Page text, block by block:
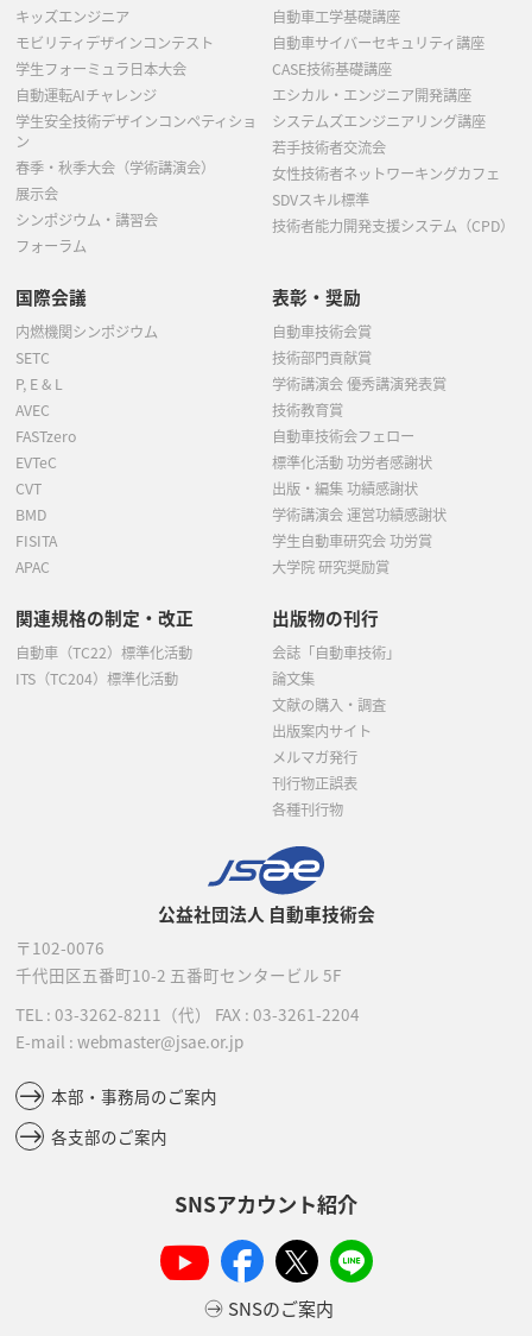
公益社団法人 自動車技術会
〒102-0076
千代田区五番町10-2 五番町センタービル 5F
TEL : 03-3262-8211 （代） FAX : 03-3261-2204
E-mail : webmaster@jsae.or.jp
本部・事務局のご案内
各支部のご案内
SNSアカウント紹介
SNSのご案内
キッズエンジニア
モビリティデザインコンテスト
学生フォーミュラ日本大会
自動運転AIチャレンジ
学生安全技術デザインコンペティショ
ン
春季・秋季大会（学術講演会）
展示会
シンポジウム・講習会
フォーラム
自動車工学基礎講座
自動車サイバーセキュリティ講座
CASE技術基礎講座
エシカル・エンジニア開発講座
システムズエンジニアリング講座
若手技術者交流会
女性技術者ネットワーキングカフェ
SDVスキル標準
技術者能力開発支援システム（CPD）
国際会議
内燃機関シンポジウム
SETC
P, E & L
AVEC
FASTzero
EVTeC
CVT
BMD
FISITA
APAC
表彰・奨励
自動車技術会賞
技術部門貢献賞
学術講演会 優秀講演発表賞
技術教育賞
自動車技術会フェロー
標準化活動 功労者感謝状
出版・編集 功績感謝状
学術講演会 運営功績感謝状
学生自動車研究会 功労賞
大学院 研究奨励賞
関連規格の制定・改正
自動車（TC22）標準化活動
ITS（TC204）標準化活動
出版物の刊行
会誌「自動車技術」
論文集
文献の購入・調査
出版案内サイト
メルマガ発行
刊行物正誤表
各種刊行物